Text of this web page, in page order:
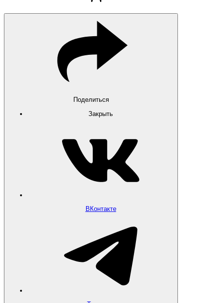
Поделиться
Закрыть
ВКонтакте